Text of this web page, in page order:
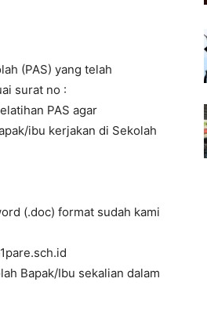
(PAS) yang telah
surat no :
PAS agar
ibu kerjakan di Sekolah
(.doc) format sudah kami
Bapak/Ibu sekalian dalam